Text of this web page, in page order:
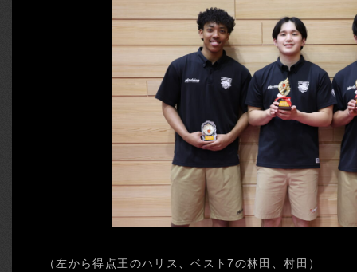
（左から得点王のハリス、ベスト7の林田、村田）